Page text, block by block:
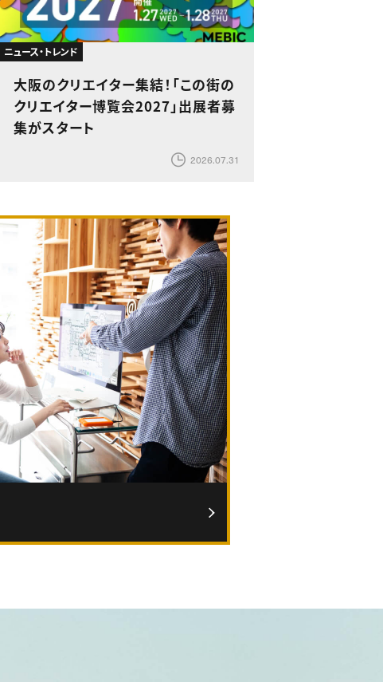
ニュース・トレンド
大阪のクリエイター集結！「この街の
クリエイター博覧会2027」出展者募
集がスタート
2026.07.31